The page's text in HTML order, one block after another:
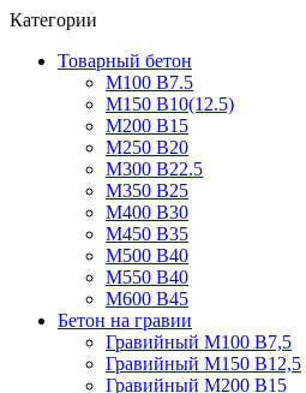
Категории
Товарный бетон
М100 В7.5
М150 В10(12.5)
М200 В15
М250 В20
М300 В22.5
М350 В25
М400 В30
М450 В35
М500 В40
М550 В40
М600 В45
Бетон на гравии
Гравийный М100 В7,5
Гравийный М150 В12,5
Гравийный М200 В15